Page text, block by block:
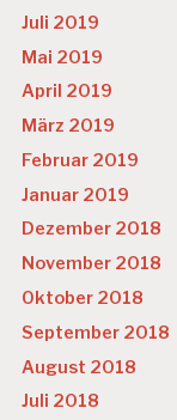
Juli 2019
Mai 2019
April 2019
März 2019
Februar 2019
Januar 2019
Dezember 2018
November 2018
Oktober 2018
September 2018
August 2018
Juli 2018